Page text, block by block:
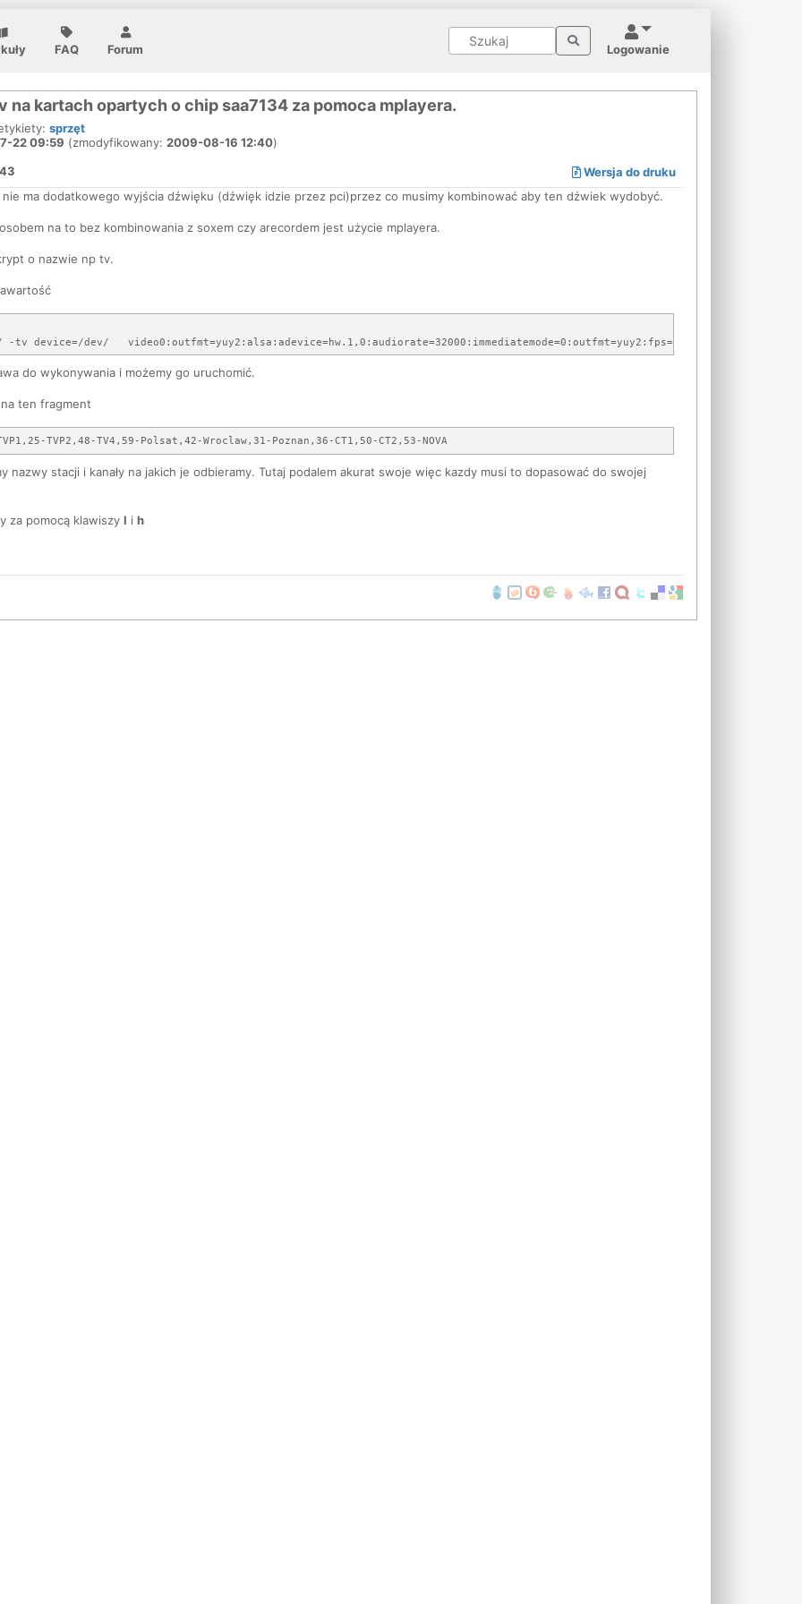
Logowanie
FAQ Forum
na kartach opartych o chip saa7134 za pomoca mplayera.
sprzęt
22 09:59 (zmodyfikowany: 2009-08-16 12:40)
Wersja do druku
ma dodatkowego wyjścia dźwięku (dźwięk idzie przez pci)przez co musimy kombinować aby ten dźwiek wydobyć.
na to bez kombinowania z soxem czy arecordem jest użycie mplayera.
o nazwie np tv.
do wykonywania i możemy go uruchomić.
ten fragment
channels=51-TVP1,25-TVP2,48-TV4,59-Polsat,42-Wroclaw,31-Poznan,36-CT1,50-CT2,53-NOVA
nazwy stacji i kanały na jakich je odbieramy. Tutaj podalem akurat swoje więc kazdy musi to dopasować do swojej
za pomocą klawiszy l i h